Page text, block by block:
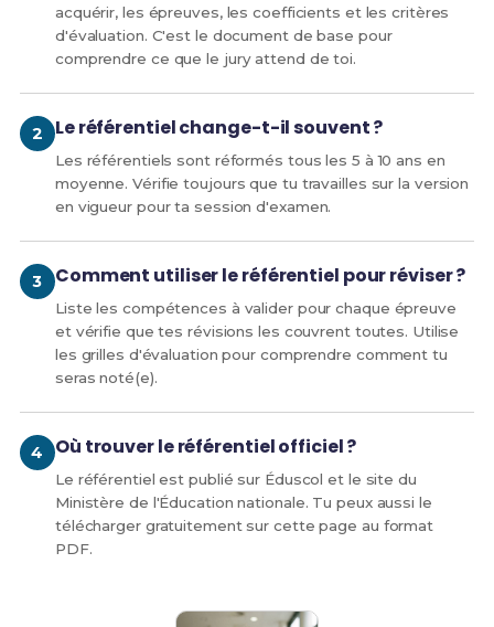
professionnelle sont fixés comme suit :
Français et histoire-géographie-enseignement
Mathématiques et physique-chimie :
coefficient 2 ;
Après avis de la commission professionnelle
consultative compétente, une unité obligatoire
de langue vivante étrangère, affectée du
coefficient 1, peut être adjointe aux unités
Article 2
fixée comme suit :
Langue vivante ;
Mobilité.
Le cas échéant, le règlement particulier de
chaque spécialité de certificat d'aptitude
autorisés à présenter. Ces unités sont notées
acquérir, les épreuves, les coefficients et les critères
d'évaluation. C'est le document de base pour
comprendre ce que le jury attend de toi.
Le référentiel change-t-il souvent ?
Les référentiels sont réformés tous les 5 à 10 ans en
moyenne. Vérifie toujours que tu travailles sur la version
en vigueur pour ta session d'examen.
Comment utiliser le référentiel pour réviser ?
Liste les compétences à valider pour chaque épreuve
et vérifie que tes révisions les couvrent toutes. Utilise
les grilles d'évaluation pour comprendre comment tu
seras noté(e).
Où trouver le référentiel officiel ?
Le référentiel est publié sur Éduscol et le site du
Ministère de l'Éducation nationale. Tu peux aussi le
télécharger gratuitement sur cette page au format
PDF.